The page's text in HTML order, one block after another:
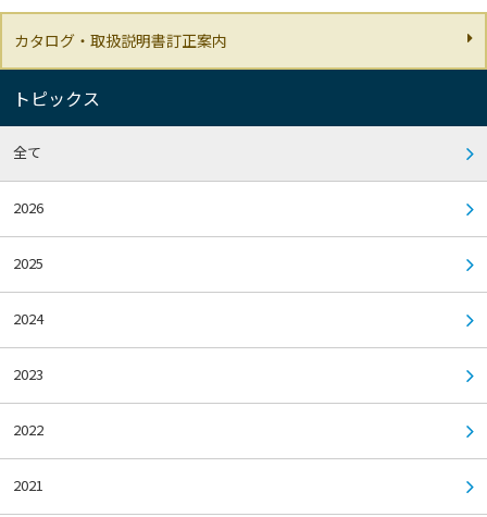
カタログ・取扱説明書訂正案内
トピックス
全て
2026
2025
2024
2023
2022
2021